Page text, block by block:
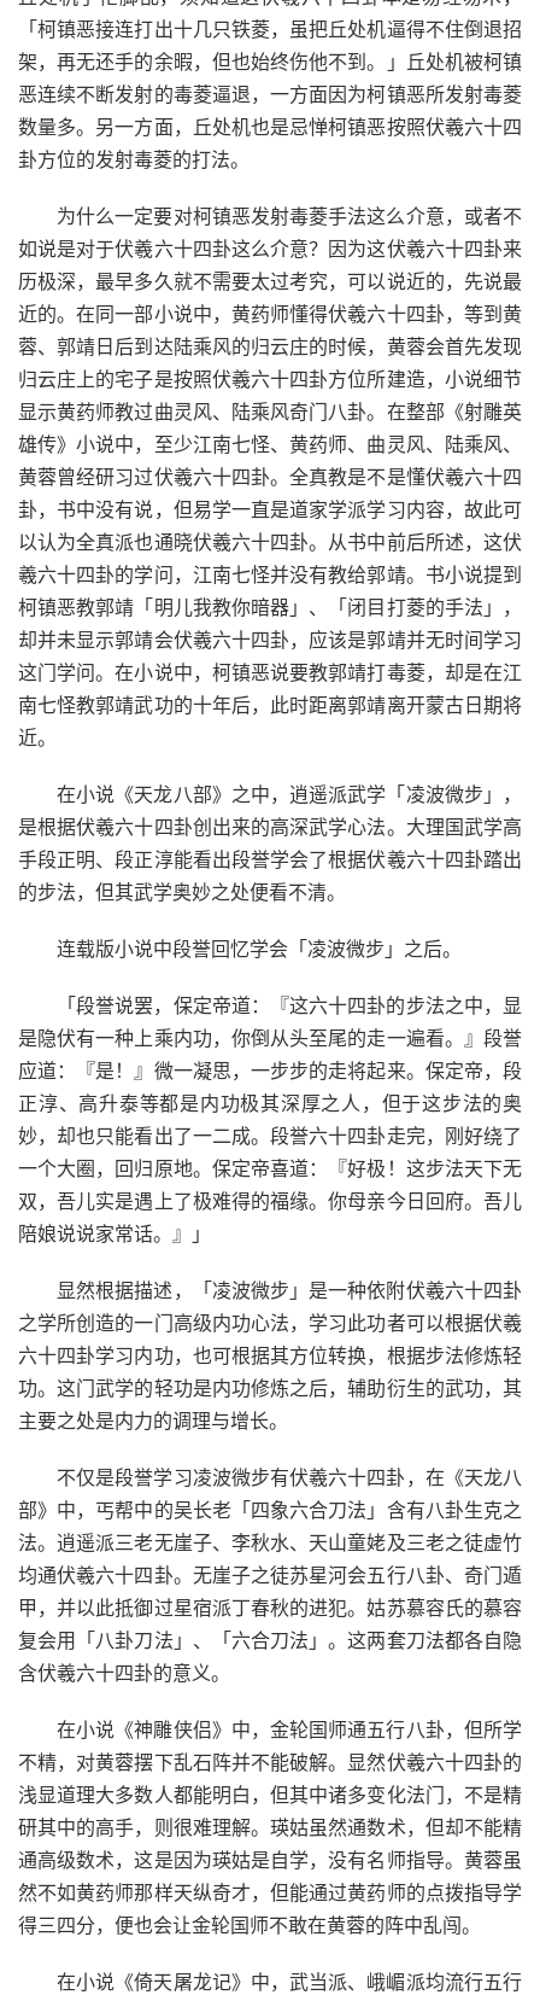
「柯镇恶接连打出十几只铁菱，虽把丘处机逼得不住倒退招
架，再无还手的余暇，但也始终伤他不到。」丘处机被柯镇
恶连续不断发射的毒菱逼退，一方面因为柯镇恶所发射毒菱
数量多。另一方面，丘处机也是忌惮柯镇恶按照伏羲六十四
卦方位的发射毒菱的打法。
为什么一定要对柯镇恶发射毒菱手法这么介意，或者不
如说是对于伏羲六十四卦这么介意？因为这伏羲六十四卦来
历极深，最早多久就不需要太过考究，可以说近的，先说最
近的。在同一部小说中，黄药师懂得伏羲六十四卦，等到黄
蓉、郭靖日后到达陆乘风的归云庄的时候，黄蓉会首先发现
归云庄上的宅子是按照伏羲六十四卦方位所建造，小说细节
显示黄药师教过曲灵风、陆乘风奇门八卦。在整部《射雕英
雄传》小说中，至少江南七怪、黄药师、曲灵风、陆乘风、
黄蓉曾经研习过伏羲六十四卦。全真教是不是懂伏羲六十四
卦，书中没有说，但易学一直是道家学派学习内容，故此可
以认为全真派也通晓伏羲六十四卦。从书中前后所述，这伏
羲六十四卦的学问，江南七怪并没有教给郭靖。书小说提到
柯镇恶教郭靖「明儿我教你暗器」、「闭目打菱的手法」，
却并未显示郭靖会伏羲六十四卦，应该是郭靖并无时间学习
这门学问。在小说中，柯镇恶说要教郭靖打毒菱，却是在江
南七怪教郭靖武功的十年后，此时距离郭靖离开蒙古日期将
近。
在小说《天龙八部》之中，逍遥派武学「凌波微步」，
是根据伏羲六十四卦创出来的高深武学心法。大理国武学高
手段正明、段正淳能看出段誉学会了根据伏羲六十四卦踏出
的步法，但其武学奥妙之处便看不清。
连载版小说中段誉回忆学会「凌波微步」之后。
「段誉说罢，保定帝道：『这六十四卦的步法之中，显
是隐伏有一种上乘内功，你倒从头至尾的走一遍看。』段誉
应道：『是！』微一凝思，一步步的走将起来。保定帝，段
正淳、高升泰等都是内功极其深厚之人，但于这步法的奥
妙，却也只能看出了一二成。段誉六十四卦走完，刚好绕了
一个大圈，回归原地。保定帝喜道：『好极！这步法天下无
双，吾儿实是遇上了极难得的福缘。你母亲今日回府。吾儿
陪娘说说家常话。』」
显然根据描述，「凌波微步」是一种依附伏羲六十四卦
之学所创造的一门高级内功心法，学习此功者可以根据伏羲
六十四卦学习内功，也可根据其方位转换，根据步法修炼轻
功。这门武学的轻功是内功修炼之后，辅助衍生的武功，其
主要之处是内力的调理与增长。
不仅是段誉学习凌波微步有伏羲六十四卦，在《天龙八
部》中，丐帮中的吴长老「四象六合刀法」含有八卦生克之
法。逍遥派三老无崖子、李秋水、天山童姥及三老之徒虚竹
均通伏羲六十四卦。无崖子之徒苏星河会五行八卦、奇门遁
甲，并以此抵御过星宿派丁春秋的进犯。姑苏慕容氏的慕容
复会用「八卦刀法」、「六合刀法」。这两套刀法都各自隐
含伏羲六十四卦的意义。
在小说《神雕侠侣》中，金轮国师通五行八卦，但所学
不精，对黄蓉摆下乱石阵并不能破解。显然伏羲六十四卦的
浅显道理大多数人都能明白，但其中诸多变化法门，不是精
研其中的高手，则很难理解。瑛姑虽然通数术，但却不能精
通高级数术，这是因为瑛姑是自学，没有名师指导。黄蓉虽
然不如黄药师那样天纵奇才，但能通过黄药师的点拨指导学
得三四分，便也会让金轮国师不敢在黄蓉的阵中乱闯。
在小说《倚天屠龙记》中，武当派、峨嵋派均流行五行